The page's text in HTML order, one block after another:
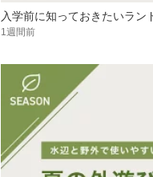
入学前に知っておきたいラン
1週間前